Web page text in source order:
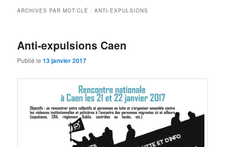
ARCHIVES PAR MOT-CLÉ :ANTI-EXPULSIONS
Anti-expulsions Caen
Publié le13 janvier 2017